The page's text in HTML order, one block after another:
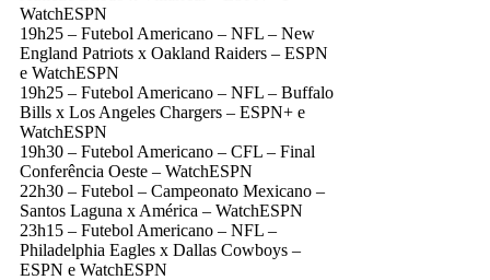
WatchESPN
19h25 – Futebol Americano – NFL – New
England Patriots x Oakland Raiders – ESPN
e WatchESPN
19h25 – Futebol Americano – NFL – Buffalo
Bills x Los Angeles Chargers – ESPN+ e
WatchESPN
19h30 – Futebol Americano – CFL – Final
Conferência Oeste – WatchESPN
22h30 – Futebol – Campeonato Mexicano –
Santos Laguna x América – WatchESPN
23h15 – Futebol Americano – NFL –
Philadelphia Eagles x Dallas Cowboys –
ESPN e WatchESPN